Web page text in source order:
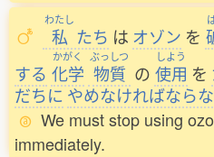
わたし
私 たち は オゾン を
する
かがく
化学
ぶっしつ
物質 の
しよう
使用 を
だちに やめなければなら
We must stop using
immediately.